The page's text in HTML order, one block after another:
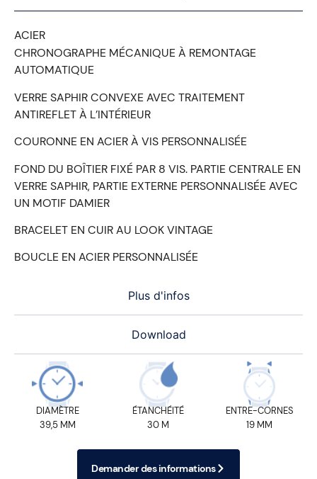
Plus d'infos
Download
ACIER
CHRONOGRAPHE MÉCANIQUE À REMONTAGE
AUTOMATIQUE
VERRE SAPHIR CONVEXE AVEC TRAITEMENT
ANTIREFLET À L’INTÉRIEUR
COURONNE EN ACIER À VIS PERSONNALISÉE
FOND DU BOÎTIER FIXÉ PAR 8 VIS. PARTIE CENTRALE EN
VERRE SAPHIR, PARTIE EXTERNE PERSONNALISÉE AVEC
UN MOTIF DAMIER
BRACELET EN CUIR AU LOOK VINTAGE
BOUCLE EN ACIER PERSONNALISÉE
DIAMÈTRE
39,5 MM
ÉTANCHÉITÉ
30 M
ENTRE-CORNES
19 MM
Demander des informations